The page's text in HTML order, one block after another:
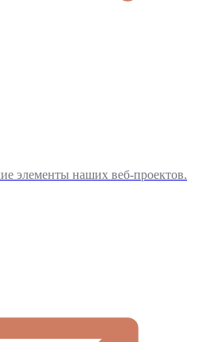
элементы наших веб-проектов.